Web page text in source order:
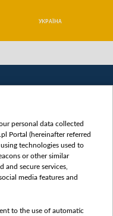
УКРАЇНА
personal data collected
Portal (hereinafter referred
technologies used to
or other similar
secure services,
media features and
to the use of automatic